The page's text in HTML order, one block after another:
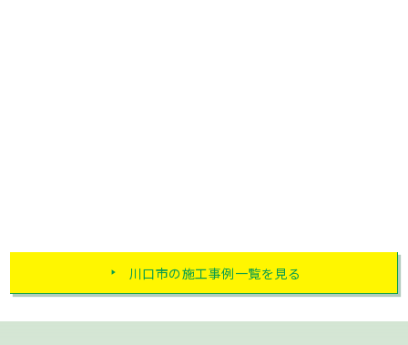
川口市の施工事例一覧を見る